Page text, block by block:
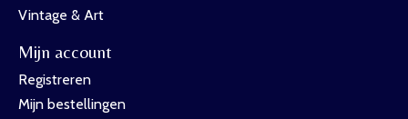
Vintage & Art
Mijn account
Registreren
Mijn bestellingen